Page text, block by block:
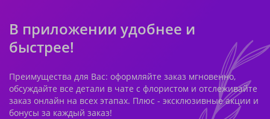
В приложении удобнее и
быстрее!
Преимущества для Вас: оформляйте заказ мгновенно,
обсуждайте все детали в чате с флористом и отслеживайте
заказ онлайн на всех этапах. Плюс - эксклюзивные акции и
бонусы за каждый заказ!